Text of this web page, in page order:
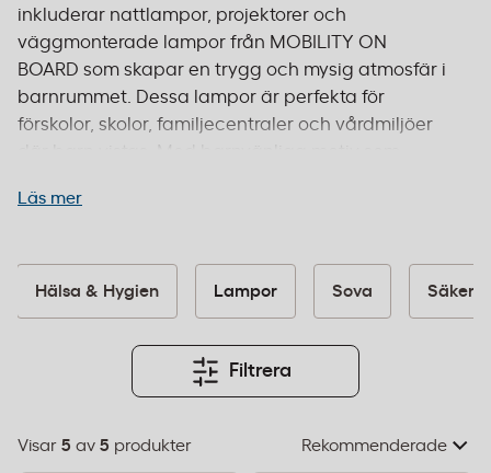
inkluderar nattlampor, projektorer och
väggmonterade lampor från MOBILITY ON
BOARD som skapar en trygg och mysig atmosfär i
barnrummet. Dessa lampor är perfekta för
förskolor, skolor, familjecentraler och vårdmiljöer
där barn vistas. Med barnvänliga motiv som
projektorer som visar stjärnhimmel och
lugnt och känna sig trygga. Lamporna är säkra
och följer relevanta EU-standarder för
barnprodukter. Beställ före 14:00 för leverans inom
1–2 dagar och fri frakt från 995 kr.
Läs mer
Hälsa & Hygien Lampor Sova
Filtrera
Visar 5 av 5 produkter
Välj